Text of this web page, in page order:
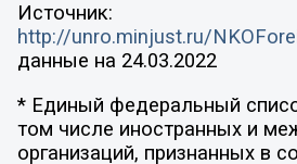
Источник:
http://unro.minjust.ru/
данные на 24.03.2022
* Единый федеральный
том числе иностранных и
организаций, признанных в